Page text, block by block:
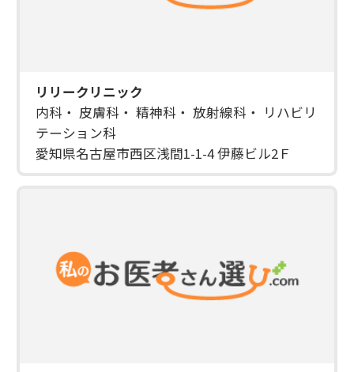
リリークリニック
内科・ 皮膚科・ 精神科・ 放射線科・ リハビリ
テーション科
愛知県名古屋市西区浅間1-1-4 伊藤ビル2Ｆ